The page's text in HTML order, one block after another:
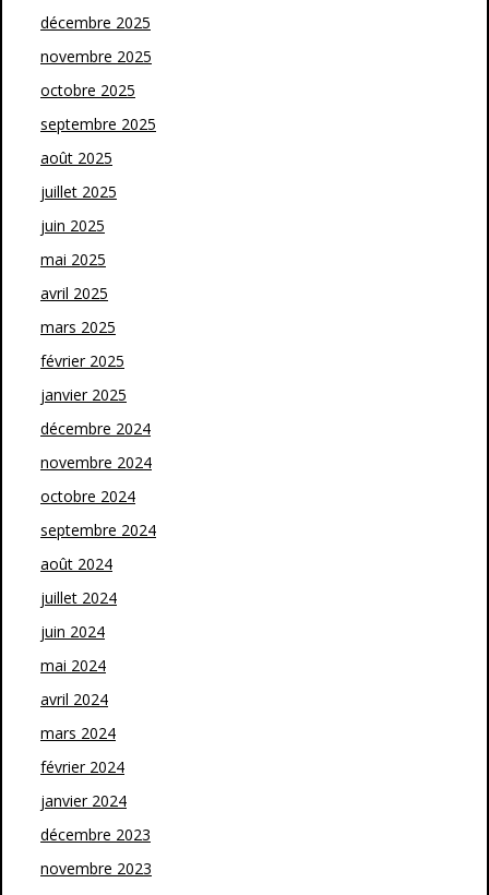
décembre 2025
novembre 2025
octobre 2025
septembre 2025
août 2025
juillet 2025
juin 2025
mai 2025
avril 2025
mars 2025
février 2025
janvier 2025
décembre 2024
novembre 2024
octobre 2024
septembre 2024
août 2024
juillet 2024
juin 2024
mai 2024
avril 2024
mars 2024
février 2024
janvier 2024
décembre 2023
novembre 2023